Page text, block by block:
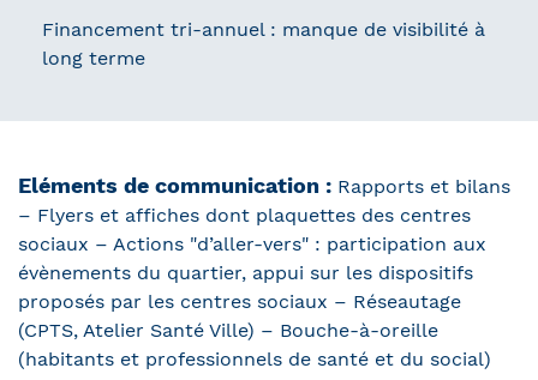
Financement tri-annuel : manque de visibilité à
long terme
Eléments de communication : Rapports et bilans
– Flyers et affiches dont plaquettes des centres
sociaux – Actions "d’aller-vers" : participation aux
évènements du quartier, appui sur les dispositifs
proposés par les centres sociaux – Réseautage
(CPTS, Atelier Santé Ville) – Bouche-à-oreille
(habitants et professionnels de santé et du social)